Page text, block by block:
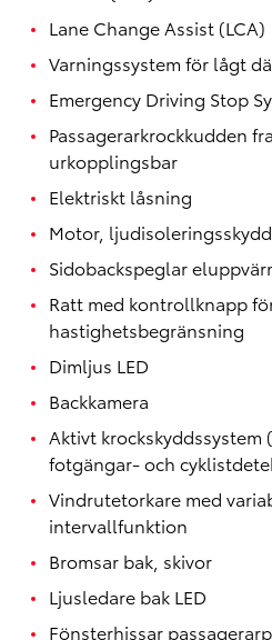
Lane Change Assist (LCA)
Varningssystem för lågt
Emergency Driving Stop
Passagerarkrockkudden
urkopplingsbar
Elektriskt låsning
Motor, ljudisoleringsskydd
Sidobackspeglar
Ratt med kontrollknapp
hastighetsbegränsning
Dimljus LED
Backkamera
Aktivt krockskyddssystem
fotgängar- och
Vindrutetorkare med
intervallfunktion
Bromsar bak, skivor
Ljusledare bak LED
Fönsterhissar